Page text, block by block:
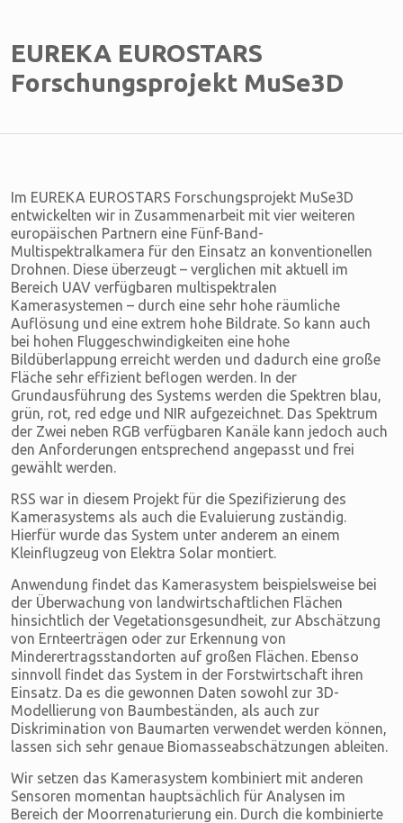
EUREKA EUROSTARS
Forschungsprojekt MuSe3D
Im EUREKA EUROSTARS Forschungsprojekt MuSe3D
entwickelten wir in Zusammenarbeit mit vier weiteren
europäischen Partnern eine Fünf-Band-
Multispektralkamera für den Einsatz an konventionellen
Drohnen. Diese überzeugt – verglichen mit aktuell im
Bereich UAV verfügbaren multispektralen
Kamerasystemen – durch eine sehr hohe räumliche
Auflösung und eine extrem hohe Bildrate. So kann auch
bei hohen Fluggeschwindigkeiten eine hohe
Bildüberlappung erreicht werden und dadurch eine große
Fläche sehr effizient beflogen werden. In der
Grundausführung des Systems werden die Spektren blau,
grün, rot, red edge und NIR aufgezeichnet. Das Spektrum
der Zwei neben RGB verfügbaren Kanäle kann jedoch auch
den Anforderungen entsprechend angepasst und frei
gewählt werden.
RSS war in diesem Projekt für die Spezifizierung des
Kamerasystems als auch die Evaluierung zuständig.
Hierfür wurde das System unter anderem an einem
Kleinflugzeug von Elektra Solar montiert.
Anwendung findet das Kamerasystem beispielsweise bei
der Überwachung von landwirtschaftlichen Flächen
hinsichtlich der Vegetationsgesundheit, zur Abschätzung
von Ernteerträgen oder zur Erkennung von
Minderertragsstandorten auf großen Flächen. Ebenso
sinnvoll findet das System in der Forstwirtschaft ihren
Einsatz. Da es die gewonnen Daten sowohl zur 3D-
Modellierung von Baumbeständen, als auch zur
Diskrimination von Baumarten verwendet werden können,
lassen sich sehr genaue Biomasseabschätzungen ableiten.
Wir setzen das Kamerasystem kombiniert mit anderen
Sensoren momentan hauptsächlich für Analysen im
Bereich der Moorrenaturierung ein. Durch die kombinierte